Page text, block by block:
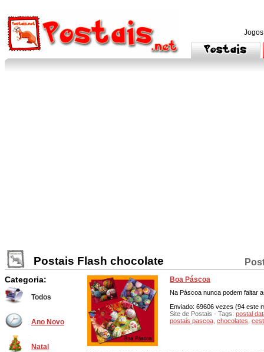
Postais Flash chocolate
Categoria:
Todos
Ano Novo
Natal
Boa Páscoa
Na Páscoa nunca podem faltar
Enviado: 69606 vezes (94 este
Site de Postais - Tags: postal
postais pascoa chocolates